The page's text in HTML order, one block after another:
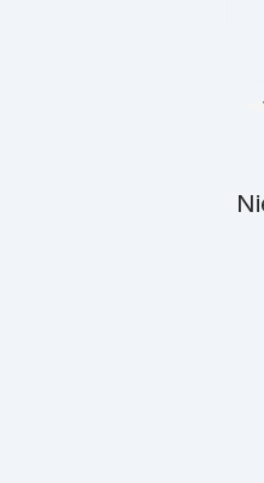
Nie możemy znaleźć strony, której